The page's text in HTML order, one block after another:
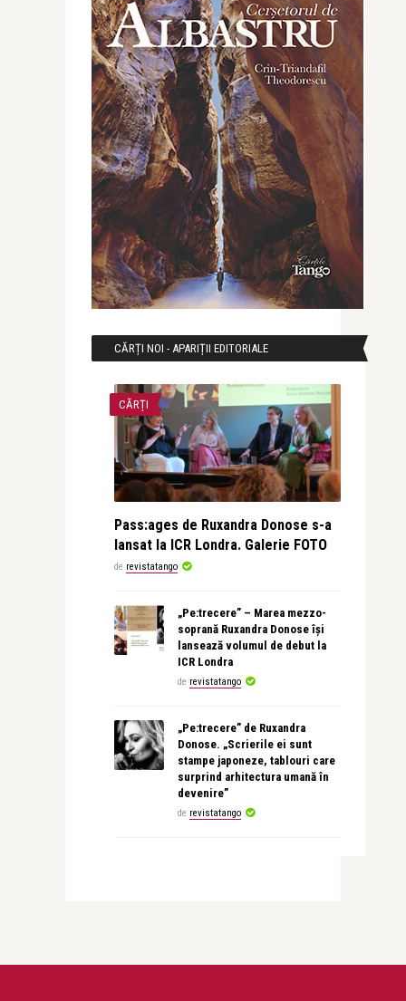
CĂRȚI NOI - APARIȚII EDITORIALE
CĂRȚI
Pass:ages de Ruxandra Donose s-a
lansat la ICR Londra. Galerie FOTO
de revistatango
„Pe:trecere” – Marea mezzo-
soprană Ruxandra Donose își
lansează volumul de debut la
ICR Londra
de revistatango
„Pe:trecere” de Ruxandra
Donose. „Scrierile ei sunt
stampe japoneze, tablouri care
surprind arhitectura umană în
devenire”
de revistatango